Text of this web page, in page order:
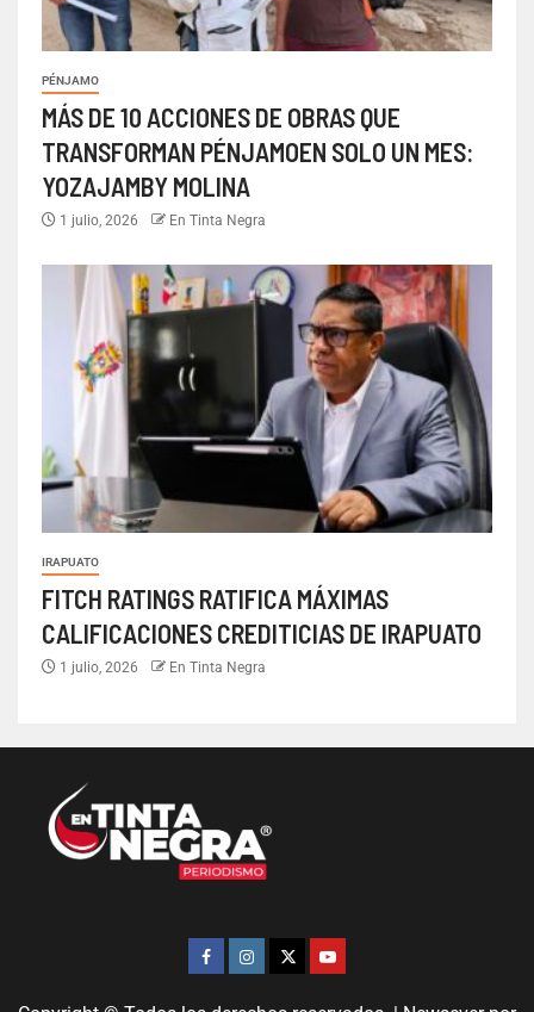
PÉNJAMO
MÁS DE 10 ACCIONES DE OBRAS QUE
TRANSFORMAN PÉNJAMOEN SOLO UN MES:
YOZAJAMBY MOLINA
1 julio, 2026 En Tinta Negra
IRAPUATO
FITCH RATINGS RATIFICA MÁXIMAS
CALIFICACIONES CREDITICIAS DE IRAPUATO
1 julio, 2026 En Tinta Negra